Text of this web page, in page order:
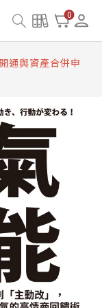
0
通與資產合併申
及資產合併結果